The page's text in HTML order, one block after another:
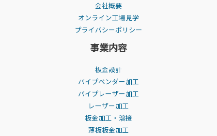
会社概要
オンライン工場見学
プライバシーポリシー
事業内容
板金設計
パイプベンダー加工
パイプレーザー加工
レーザー加工
板金加工・溶接
薄板板金加工